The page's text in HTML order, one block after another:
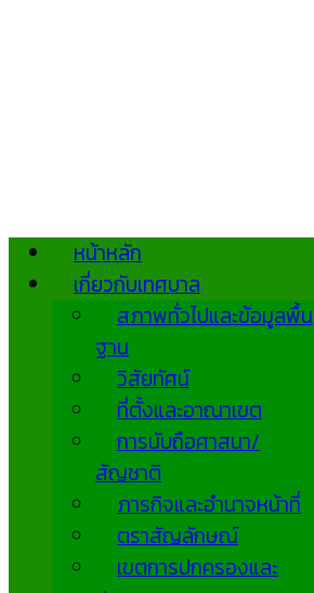
หน้าหลัก
เกี่ยวกับเทศบาล
สภาพทั่วไปและข้อมูลพื้น
ฐาน
วิสัยทัศน์
ที่ตั้งและอาณาเขต
การนับถือศาสนา/
สัญชาติ
ภารกิจและอำนาจหน้าที่
ตราสัญลักษณ์
เขตการปกครองและ